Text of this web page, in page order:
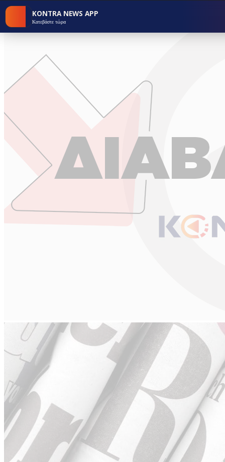
KONTRA NEWS APP
Κατεβάστε τώρα